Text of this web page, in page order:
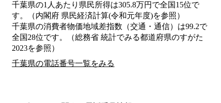
千葉県の1人あたり県民所得は305.8万円で全国15位で
す。（内閣府 県民経済計算(令和元年度)を参照）
千葉県の消費者物価地域差指数（交通・通信）は99.2で
全国28位です。（総務省 統計でみる都道府県のすがた
2023を参照）
千葉県の電話番号一覧をみる